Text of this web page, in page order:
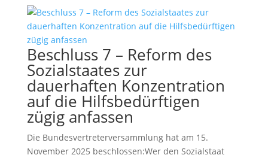
Beschluss 7 – Reform des
Sozialstaates zur
dauerhaften Konzentration
auf die Hilfsbedürftigen
zügig anfassen
Die Bundesvertreterversammlung hat am 15.
November 2025 beschlossen:Wer den Sozialstaat